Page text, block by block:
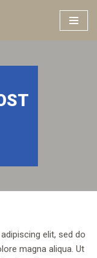
elit, sed do
magna aliqua. Ut